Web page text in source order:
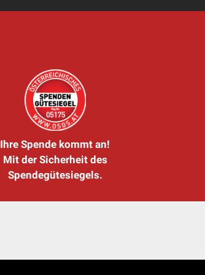
Ihre Spende kommt an!
Mit der Sicherheit des
Spendegütesiegels.